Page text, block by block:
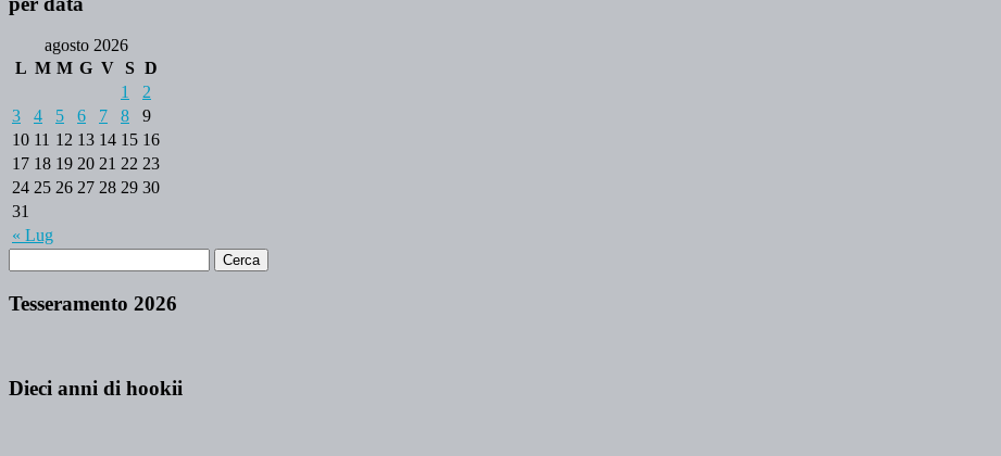
agosto 2026
L M M G V S D
« Lug
1
2
3
4 5 6 7 8
9
10 11 12 13 14 15 16
17 18 19 20 21 22 23
24 25 26 27 28 29 30
31
Tesseramento 2026
Dieci anni di hookii